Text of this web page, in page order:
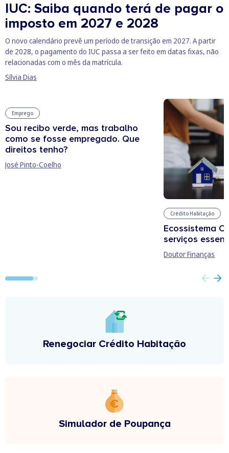
IUC: Saiba quando terá de pagar o
imposto em 2027 e 2028
O novo calendário prevê um período de transição em 2027. A partir
de 2028, o pagamento do IUC passa a ser feito em datas fixas, não
relacionadas com o mês da matrícula.
Sílvia Dias
Emprego
Sou recibo verde, mas trabalho
como se fosse empregado. Que
direitos tenho?
José Pinto-Coelho
Crédito Habitação
Ecossistema
serviços
Doutor Finanças
Renegociar Crédito Habitação
Simulador de Poupança